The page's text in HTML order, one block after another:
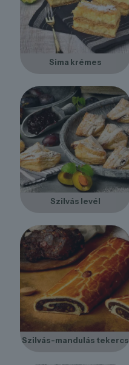
Sima krémes
Szilvás levél
Szilvás-mandulás tekercs